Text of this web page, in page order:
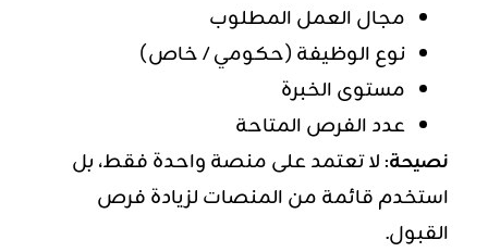
مجال العمل المطلوب
نوع الوظيفة (حكومي / خاص)
مستوى الخبرة
عدد الفرص المتاحة
نصيحة: لا تعتمد على منصة واحدة فقط، بل
استخدم قائمة من المنصات لزيادة فرص
القبول.